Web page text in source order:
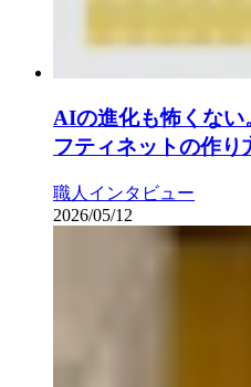
AIの進化も怖くない
フティネットの作り
職人インタビュー
2026/05/12